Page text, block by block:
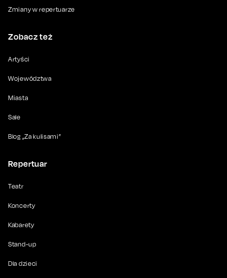
Zmiany w repertuarze
Zobacz też
Artyści
Województwa
Miasta
Sale
Blog „Za kulisami”
Repertuar
Teatr
Koncerty
Kabarety
Stand-up
Dla dzieci